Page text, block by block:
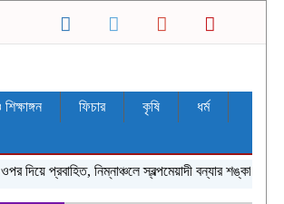
ফিচার কৃষি
ধর্ম
দিয়ে প্রবাহিত, নিম্নাঞ্চলে স্বল্পমেয়াদী বন্যার শঙ্কা